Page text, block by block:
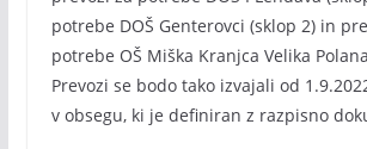
potrebe DOŠ Genterovci (sklop 2) in
potrebe OŠ Miška Kranjca Velika
Prevozi se bodo tako izvajali od
v obsegu, ki je definiran z razpisno